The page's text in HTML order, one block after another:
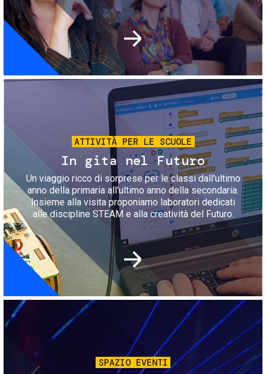
Immagine
ATTIVITÀ PER LE SCUOLE
In gita nel Futuro
Un viaggio ricco di sorprese per le classi dall'ultimo
anno della primaria all'ultimo anno della secondaria.
Insieme alla visita proponiamo laboratori dedicati
alle discipline STEAM e alla creatività del Futuro.
Immagine
SPAZIO EVENTI